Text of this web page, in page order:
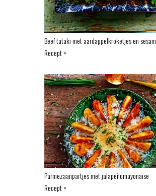
Beef tataki met aardappelkroketjes en sesam
Recept >
Parmezaanpartjes met jalapeñomayonaise
Recept >